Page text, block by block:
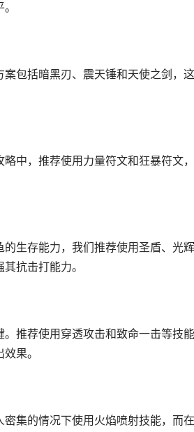
包括暗黑刃、震天锤和天使之剑，
中，推荐使用力量符文和狂暴符文
生存能力，我们推荐使用圣盾、光
抗击打能力。
推荐使用穿透攻击和致命一击等技
果。
集的情况下使用火焰喷射技能，而